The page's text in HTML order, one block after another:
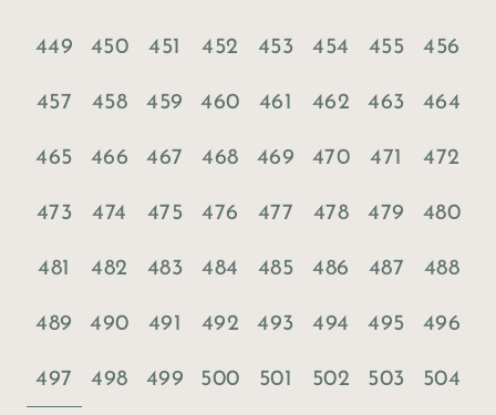
449 450 451 452 453 454 455 456
457 458 459 460 461 462 463 464
465 466 467 468 469 470 471 472
473 474 475 476 477 478 479 480
481 482 483 484 485 486 487 488
489 490 491 492 493 494 495 496
497 498 499 500 501 502 503 504